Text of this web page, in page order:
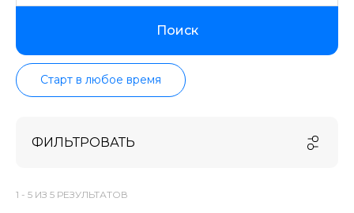
Поиск
Старт в любое время
ФИЛЬТРОВАТЬ
1 - 5 ИЗ 5 РЕЗУЛЬТАТОВ